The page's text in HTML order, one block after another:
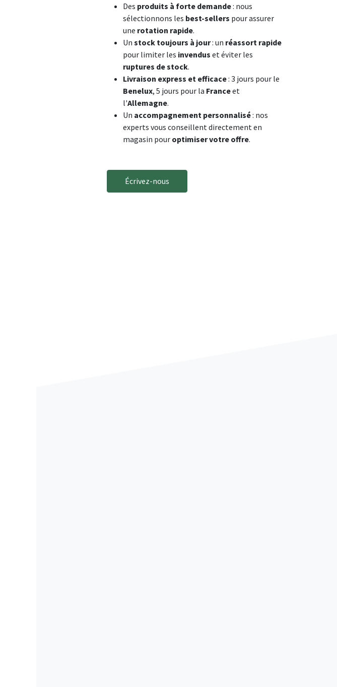
Des produits à forte demande: nous
sélectionnons les best-sellers pour assurer
une rotation rapide.​
Un stock toujours à jour: un réassort rapide
pour limiter les invendus et éviter les
ruptures de stock.​
Livraison express et efficace: 3 jours pour le
Benelux, 5 jours pour la Franceet
l'Allemagne.​
Un accompagnement personnalisé: nos
experts vous conseillent directement en
magasin pour optimiser votre offre.
Écrivez-nous